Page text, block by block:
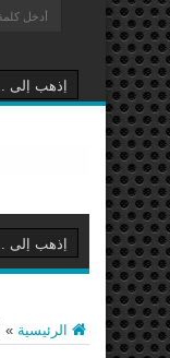
الرئيسية »